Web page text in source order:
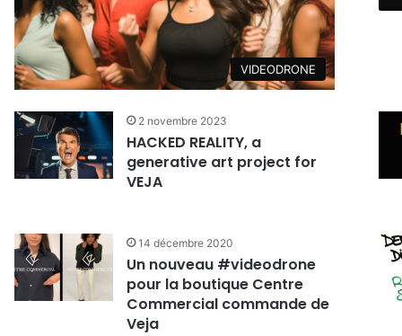
VIDEODRONE
2 novembre 2023
HACKED REALITY, a
generative art project for
VEJA
14 décembre 2020
Un nouveau #videodrone
pour la boutique Centre
Commercial commande de
Veja